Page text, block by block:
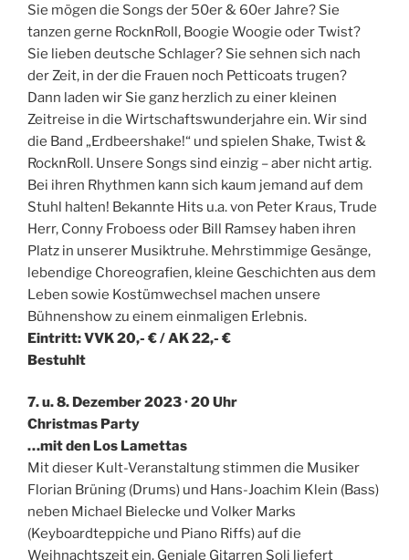
Sie mögen die Songs der 50er & 60er Jahre? Sie
tanzen gerne RocknRoll, Boogie Woogie oder Twist?
Sie lieben deutsche Schlager? Sie sehnen sich nach
der Zeit, in der die Frauen noch Petticoats trugen?
Dann laden wir Sie ganz herzlich zu einer kleinen
Zeitreise in die Wirtschaftswunderjahre ein. Wir sind
die Band „Erdbeershake!“ und spielen Shake, Twist &
RocknRoll. Unsere Songs sind einzig – aber nicht artig.
Bei ihren Rhythmen kann sich kaum jemand auf dem
Stuhl halten! Bekannte Hits u.a. von Peter Kraus, Trude
Herr, Conny Froboess oder Bill Ramsey haben ihren
Platz in unserer Musiktruhe. Mehrstimmige Gesänge,
lebendige Choreografien, kleine Geschichten aus dem
Leben sowie Kostümwechsel machen unsere
Bühnenshow zu einem einmaligen Erlebnis.
Eintritt: VVK 20,- € / AK 22,- €
Bestuhlt
7. u. 8. Dezember 2023 · 20 Uhr
Christmas Party
…mit den Los Lamettas
Mit dieser Kult-Veranstaltung stimmen die Musiker
Florian Brüning (Drums) und Hans-Joachim Klein (Bass)
neben Michael Bielecke und Volker Marks
(Keyboardteppiche und Piano Riffs) auf die
Weihnachtszeit ein. Geniale Gitarren Soli liefert